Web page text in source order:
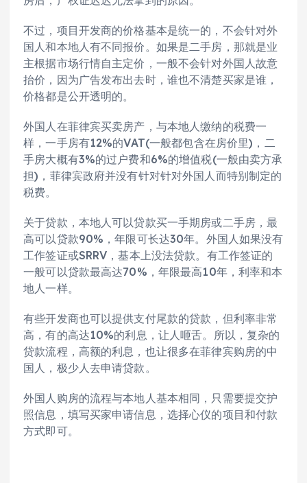
不过，项目开发商的价格基本是统一的，不会针对外
国人和本地人有不同报价。如果是二手房，那就是业
主根据市场行情自主定价，一般不会针对外国人故意
抬价，因为广告发布出去时，谁也不清楚买家是谁，
价格都是公开透明的。
外国人在菲律宾买卖房产，与本地人缴纳的税费一
样，一手房有12%的VAT(一般都包含在房价里)，二
手房大概有3%的过户费和6%的增值税(一般由卖方承
担)，菲律宾政府并没有针对针对外国人而特别制定的
税费。
关于贷款，本地人可以贷款买一手期房或二手房，最
高可以贷款90%，年限可长达30年。外国人如果没有
工作签证或SRRV，基本上没法贷款。有工作签证的
一般可以贷款最高达70%，年限最高10年，利率和本
地人一样。
有些开发商也可以提供支付尾款的贷款，但利率非常
高，有的高达10%的利息，让人咂舌。所以，复杂的
贷款流程，高额的利息，也让很多在菲律宾购房的中
国人，极少人去申请贷款。
外国人购房的流程与本地人基本相同，只需要提交护
照信息，填写买家申请信息，选择心仪的项目和付款
方式即可。